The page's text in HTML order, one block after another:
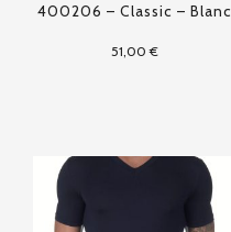
400206 – Classic – Blanc
51,00€